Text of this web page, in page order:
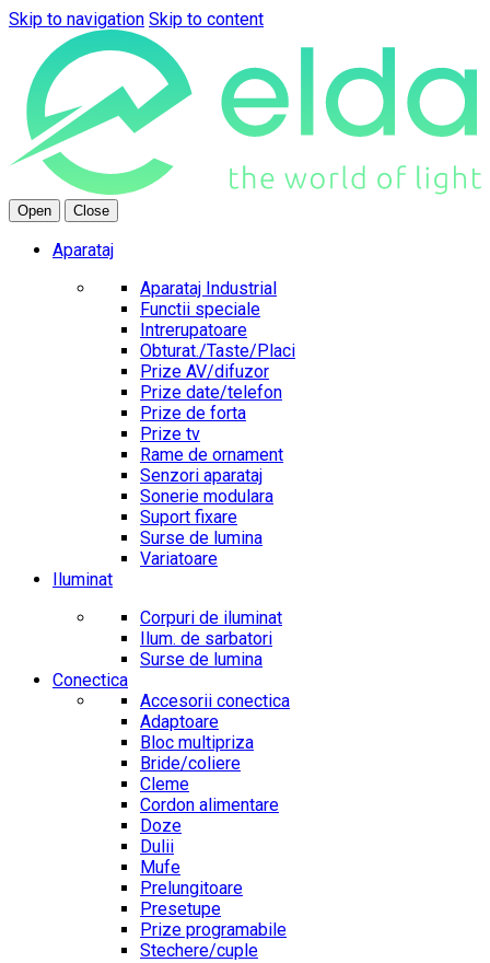
Skip to navigation Skip to content
Open Close
Aparataj
Aparataj Industrial
Functii speciale
Intrerupatoare
Obturat./Taste/Placi
Prize AV/difuzor
Prize date/telefon
Prize de forta
Prize tv
Rame de ornament
Senzori aparataj
Sonerie modulara
Suport fixare
Surse de lumina
Variatoare
Iluminat
Corpuri de iluminat
Ilum. de sarbatori
Surse de lumina
Conectica
Accesorii conectica
Adaptoare
Bloc multipriza
Bride/coliere
Cleme
Cordon alimentare
Doze
Dulii
Mufe
Prelungitoare
Presetupe
Prize programabile
Stechere/cuple